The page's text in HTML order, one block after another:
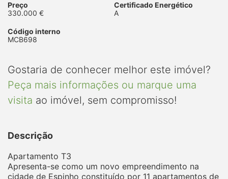
Preço
330.000 €
Certificado Energético
A
Código interno
MCB698
Gostaria de conhecer melhor este imóvel?
Peça mais informações ou marque uma
visita ao imóvel, sem compromisso!
Descrição
Apartamento T3
Apresenta-se como um novo empreendimento na
cidade de Espinho constituído por 11 apartamentos de